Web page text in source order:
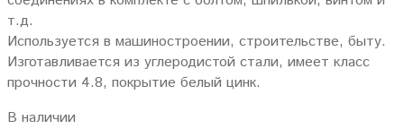
т.д.
Используется в машиностроении, строительстве, быту.
Изготавливается из углеродистой стали, имеет класс
прочности 4.8, покрытие белый цинк.
В наличии